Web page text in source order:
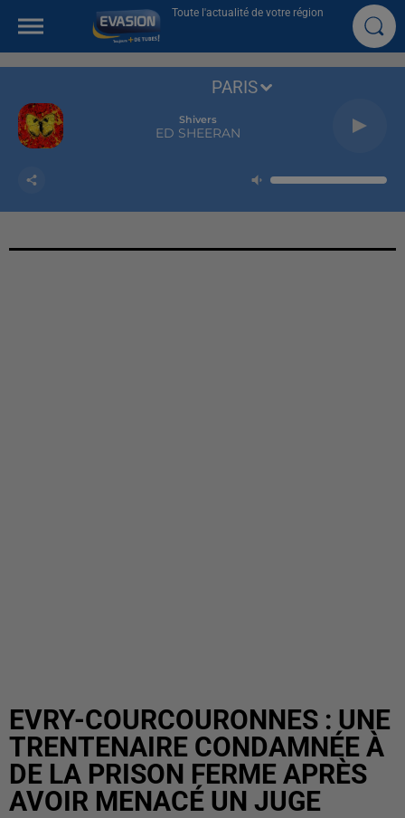
Toute l'actualité de votre région
Shivers
ED SHEERAN
PARIS
EVRY-COURCOURONNES : UNE
TRENTENAIRE CONDAMNÉE À
DE LA PRISON FERME APRÈS
AVOIR MENACÉ UN JUGE